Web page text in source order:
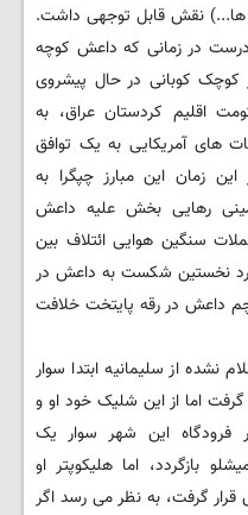
ها...) نقش قابل توجهی داشت.
درست در زمانی که داعش کوچه
کوچک کوبانی در حال پیشروی
اقلیم کردستان عراق، به
های آمریکایی به یک توافق
زمان این مبارز چپگرا به
رهایی بخش علیه داعش
سنگین هوایی ائتلاف بین
نخستین شکست به داعش در
داعش در رقه پایتخت خلافت
نشده از سلیمانیه ابتدا سوار
اما از این شلیک خود او و
این شهر سوار یک
بازگردد، اما هلیکوپتر او
گرفت، به نظر می رسد اگر